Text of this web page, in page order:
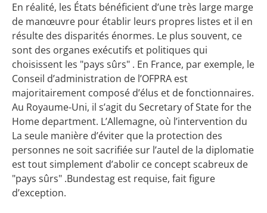
En réalité, les États bénéficient d’une très large marge
de manœuvre pour établir leurs propres listes et il en
résulte des disparités énormes. Le plus souvent, ce
sont des organes exécutifs et politiques qui
choisissent les "pays sûrs" . En France, par exemple, le
Conseil d’administration de l’OFPRA est
majoritairement composé d’élus et de fonctionnaires.
Au Royaume-Uni, il s’agit du Secretary of State for the
Home department. L’Allemagne, où l’intervention du
La seule manière d’éviter que la protection des
personnes ne soit sacrifiée sur l’autel de la diplomatie
est tout simplement d’abolir ce concept scabreux de
"pays sûrs" .Bundestag est requise, fait figure
d’exception.